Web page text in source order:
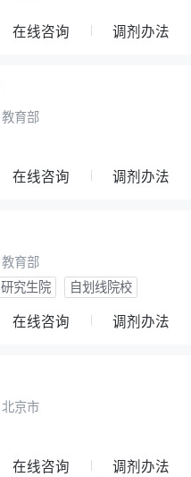
在线咨询 调剂办法
教育部
在线咨询 调剂办法
教育部
研究生院 自划线院校
在线咨询 调剂办法
北京市
在线咨询 调剂办法